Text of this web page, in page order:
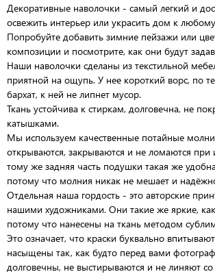
Декоративные наволочки - самый легкий и
освежить интерьер или украсить дом к
Попробуйте добавить зимние пейзажи или
композиции и посмотрите, как они будут
Наши наволочки сделаны из текстильной
приятной на ощупь. У нее короткий ворс, по
бархат, к ней не липнет мусор.
Ткань устойчива к стиркам, долговечна, не
катышками.
Мы используем качественные потайные
открываются, закрываются и не ломаются при
тому же задняя часть подушки такая же
потому что молния никак не мешает и
Отдельная наша гордость - это авторские
нашими художниками. Они такие же яркие, как
потому что нанесены на ткань методом
Это означает, что краски буквально
насыщены так, как будто перед вами
долговечны, не выстирываются и не линяют